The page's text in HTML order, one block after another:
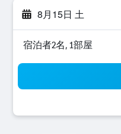
8月15日 土
宿泊者2名, 1​部屋